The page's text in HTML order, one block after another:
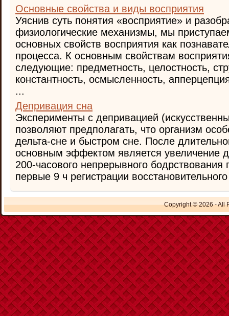
Основные свойства и виды восприятия
Уяснив суть понятия «восприятие» и
физиологические механизмы, мы
основных свойств восприятия как
процесса. К основным свойствам
следующие: предметность, целостность,
константность, осмысленность,
...
Депривация сна
Эксперименты с депривацией
позволяют предполагать, что организм
дельта-сне и быстром сне. После
основным эффектом является увеличение
200-часового непрерывного бодрствования
первые 9 ч регистрации
Copyright © 2026 - All